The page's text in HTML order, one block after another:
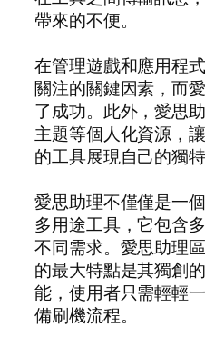
帶來的不便。
在管理遊戲和應用程
關注的關鍵因素，而
了成功。此外，愛思
主題等個人化資源，
的工具展現自己的獨特
愛思助理不僅僅是一
多用途工具，它包含
不同需求。愛思助理
的最大特點是其獨創
能，使用者只需輕輕
備刷機流程。